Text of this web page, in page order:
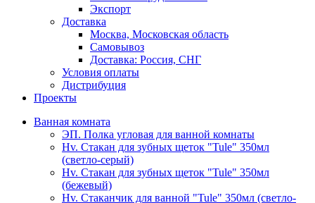
Экспорт
Доставка
Москва, Московская область
Самовывоз
Доставка: Россия, СНГ
Условия оплаты
Дистрибуция
Проекты
Ванная комната
ЭП. Полка угловая для ванной комнаты
Hv. Стакан для зубных щеток "Tule" 350мл
(светло-серый)
Hv. Стакан для зубных щеток "Tule" 350мл
(бежевый)
Hv. Стаканчик для ванной "Tule" 350мл (светло-